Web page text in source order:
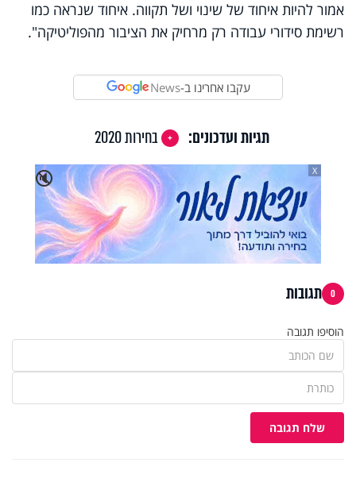
אמור להיות איחוד של שינוי ושל תקווה. איחוד שנראה כמו
רשימת סידורי עבודה רק מרחיק את הציבור מהפוליטיקה".
עקבו אחרינו ב-News
תגיות ועדכונים:
בחירות 2020
🔇
X
0 תגובות
הוסיפו תגובה
שלח תגובה